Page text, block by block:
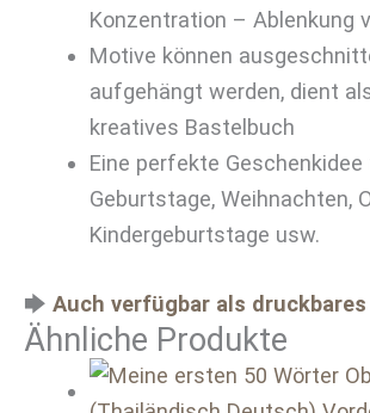
Konzentration – Ablenkung
Motive können
aufgehängt werden, dient
kreatives Bastelbuch
Eine perfekte
Geburtstage, Weihnachten,
Kindergeburtstage usw.
🡆 Auch verfügbar als druckbares
Ähnliche Produkte